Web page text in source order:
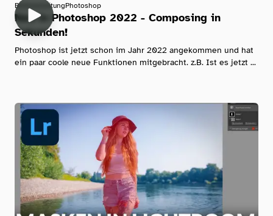
BildbearbeitungPhotoshop
Neu in Photoshop 2022 - Composing in
Sekunden!
Photoshop ist jetzt schon im Jahr 2022 angekommen und hat
ein paar coole neue Funktionen mitgebracht. z.B. Ist es jetzt ...